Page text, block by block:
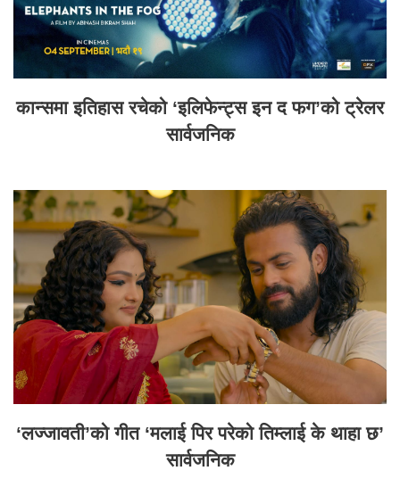
कान्समा इतिहास रचेको ‘इलिफेन्ट्स इन द फग’को ट्रेलर
सार्वजनिक
‘लज्जावती’को गीत ‘मलाई पिर परेको तिम्लाई के थाहा छ’
सार्वजनिक